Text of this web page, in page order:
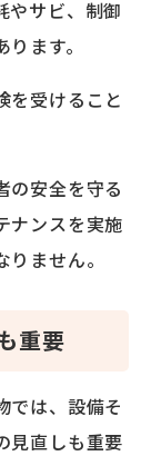
やサビ、制御
ます。
を受けること
の安全を守る
ナンスを実施
ません。
重要
では、設備そ
見直しも重要